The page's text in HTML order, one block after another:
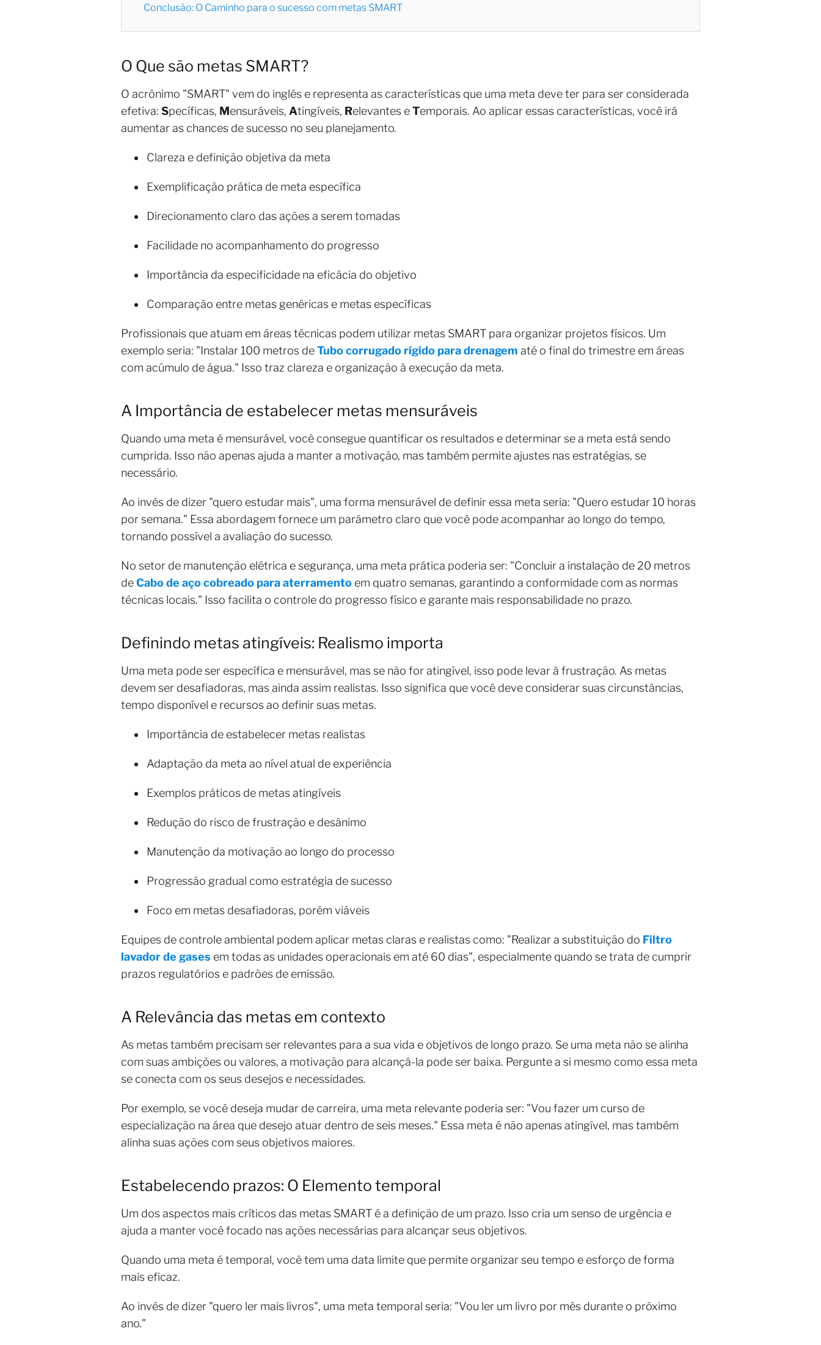
Conclusão: O Caminho para o sucesso com metas SMART
O Que são metas SMART?
O acrônimo "SMART" vem do inglês e representa as características que uma meta deve ter para ser considerada
efetiva: Specíficas, Mensuráveis, Atingíveis, Relevantes eTemporais. Ao aplicar essas características, você irá
aumentar as chances de sucesso no seu planejamento.
Clareza e definição objetiva da meta
Exemplificação prática de meta específica
Direcionamento claro das ações a serem tomadas
Facilidade no acompanhamento do progresso
Importância da especificidade na eficácia do objetivo
Comparação entre metas genéricas e metas específicas
Profissionais que atuam em áreas técnicas podem utilizar metas SMART para organizar projetos físicos. Um
exemplo seria: "Instalar 100 metros deTubo corrugado rígido para drenagem até o final do trimestre em áreas
com acúmulo de água." Isso traz clareza e organização à execução da meta.
A Importância de estabelecer metas mensuráveis
Quando uma meta é mensurável, você consegue quantificar os resultados e determinar se a meta está sendo
cumprida. Isso não apenas ajuda a manter a motivação, mas também permite ajustes nas estratégias, se
necessário.
Ao invés de dizer "quero estudar mais", uma forma mensurável de definir essa meta seria: "Quero estudar 10 horas
por semana." Essa abordagem fornece um parâmetro claro que você pode acompanhar ao longo do tempo,
tornando possível a avaliação do sucesso.
No setor de manutenção elétrica e segurança, uma meta prática poderia ser: "Concluir a instalação de 20 metros
deCabo de aço cobreado para aterramento em quatro semanas, garantindo a conformidade com as normas
técnicas locais." Isso facilita o controle do progresso físico e garante mais responsabilidade no prazo.
Definindo metas atingíveis: Realismo importa
Uma meta pode ser específica e mensurável, mas se não for atingível, isso pode levar à frustração. As metas
devem ser desafiadoras, mas ainda assim realistas. Isso significa que você deve considerar suas circunstâncias,
tempo disponível e recursos ao definir suas metas.
Importância de estabelecer metas realistas
Adaptação da meta ao nível atual de experiência
Exemplos práticos de metas atingíveis
Redução do risco de frustração e desânimo
Manutenção da motivação ao longo do processo
Progressão gradual como estratégia de sucesso
Foco em metas desafiadoras, porém viáveis
Equipes de controle ambiental podem aplicar metas claras e realistas como: "Realizar a substituição do Filtro
lavador de gases em todas as unidades operacionais em até 60 dias", especialmente quando se trata de cumprir
prazos regulatórios e padrões de emissão.
A Relevância das metas em contexto
As metas também precisam ser relevantes para a sua vida e objetivos de longo prazo. Se uma meta não se alinha
com suas ambições ou valores, a motivação para alcançá-la pode ser baixa. Pergunte a si mesmo como essa meta
se conecta com os seus desejos e necessidades.
Por exemplo, se você deseja mudar de carreira, uma meta relevante poderia ser: "Vou fazer um curso de
especialização na área que desejo atuar dentro de seis meses." Essa meta é não apenas atingível, mas também
alinha suas ações com seus objetivos maiores.
Estabelecendo prazos: O Elemento temporal
Um dos aspectos mais críticos das metas SMART é a definição de um prazo. Isso cria um senso de urgência e
ajuda a manter você focado nas ações necessárias para alcançar seus objetivos.
Quando uma meta é temporal, você tem uma data limite que permite organizar seu tempo e esforço de forma
mais eficaz.
Ao invés de dizer "quero ler mais livros", uma meta temporal seria: "Vou ler um livro por mês durante o próximo
ano."